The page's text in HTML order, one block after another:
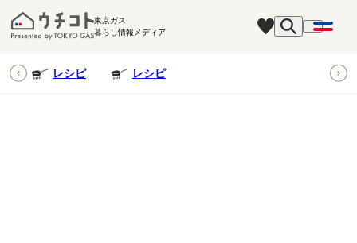
東京ガス
暮らし情報メディア
レシピ レシピ